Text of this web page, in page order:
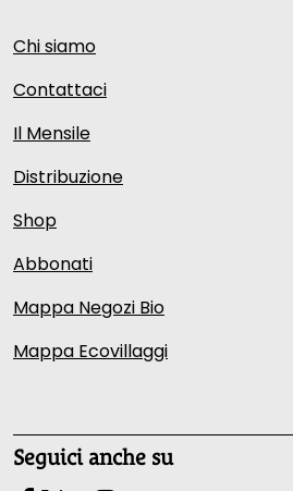
Chi siamo
Contattaci
Il Mensile
Distribuzione
Shop
Abbonati
Mappa Negozi Bio
Mappa Ecovillaggi
Seguici anche su